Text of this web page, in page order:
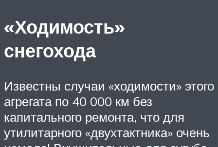
«Ходимость»
снегохода
Известны случаи «ходимости» этого
агрегата по 40 000 км без
капитального ремонта, что для
утилитарного «двухтактника» очень